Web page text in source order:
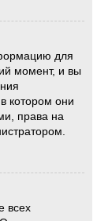
для
момент, и вы
котором они
права на
всех